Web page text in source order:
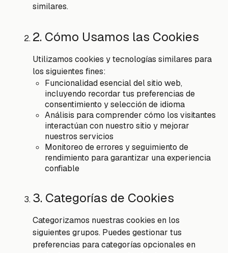
similares.
2. Cómo Usamos las Cookies
Utilizamos cookies y tecnologías similares para
los siguientes fines:
Funcionalidad esencial del sitio web,
incluyendo recordar tus preferencias de
consentimiento y selección de idioma
Análisis para comprender cómo los visitantes
interactúan con nuestro sitio y mejorar
nuestros servicios
Monitoreo de errores y seguimiento de
rendimiento para garantizar una experiencia
confiable
3. Categorías de Cookies
Categorizamos nuestras cookies en los
siguientes grupos. Puedes gestionar tus
preferencias para categorías opcionales en